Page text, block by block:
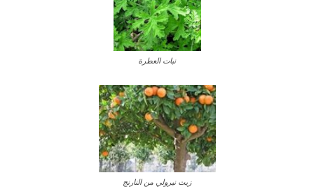
نبات العطرة
زيت نيرولي من النارنج